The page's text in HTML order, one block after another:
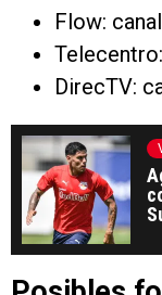
Flow:
DirecTV: